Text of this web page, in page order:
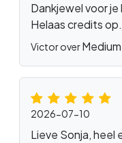
Dankjewel voor
Helaas credits op.
Victor over
2026-07-10
Lieve Sonja, heel